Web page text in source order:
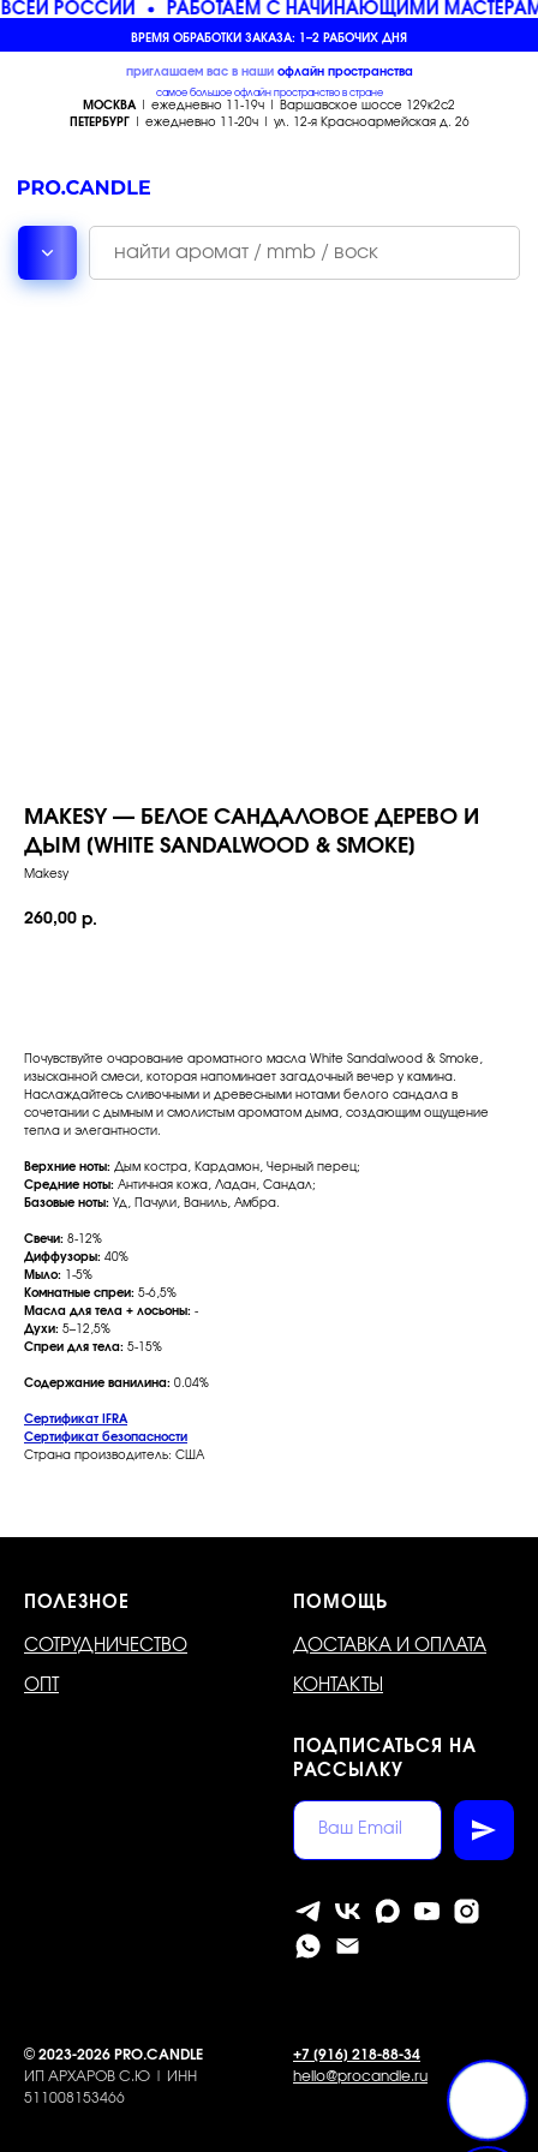
РОССИИ РАБОТАЕМ С НАЧИНАЮЩИМИ
ВРЕМЯ ОБРАБОТКИ ЗАКАЗА: 1–2 РАБОЧИХ ДНЯ
приглашаем вас в наши офлайн пространства
самое большое офлайн пространство в стране
МОСКВА| ежедневно 11-19ч | Варшавское шоссе 129к2с2
ПЕТЕРБУРГ| ежедневно 11-20ч | ул. 12-я Красноармейская д. 26
MAKESY — БЕЛОЕ САНДАЛОВОЕ ДЕРЕВО И
ДЫМ [WHITE SANDALWOOD & SMOKE]
Makesy
260,00 р.
Почувствуйте очарование ароматного масла White Sandalwood & Smoke,
изысканной смеси, которая напоминает загадочный вечер у камина.
Наслаждайтесь сливочными и древесными нотами белого сандала в
сочетании с дымным и смолистым ароматом дыма, создающим ощущение
тепла и элегантности.
Верхние ноты: Дым костра, Кардамон, Черный перец;
Средние ноты: Античная кожа, Ладан, Сандал;
Базовые ноты: Уд, Пачули, Ваниль, Амбра.
Свечи: 8-12%
Диффузоры: 40%
Мыло:
1-5%
Комнатные спреи: 5-6,5%
Масла для тела + лосьоны: -
Духи: 5–12,5%
Спреи для тела: 5-15%
Содержание ванилина: 0.04%
Сертификат IFRA
Сертификат безопасности
Страна производитель: США
ПОЛЕЗНОЕ
СОТРУДНИЧЕСТВО
ОПТ
ПОМОЩЬ
ДОСТАВКА И ОПЛАТА
КОНТАКТЫ
ПОДПИСАТЬСЯ НА
РАССЫЛКУ
© 2023-2026 PRO.CANDLE
ИП АРХАРОВ С.Ю | ИНН
511008153466
+7 [916] 218-88-34
hello@procandle.ru